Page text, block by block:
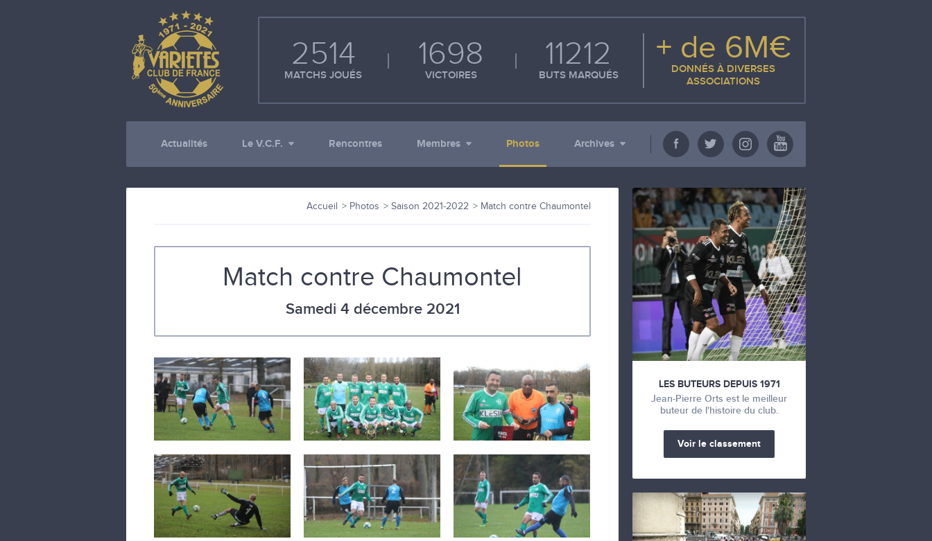
2514
MATCHS JOUÉS
1698
VICTOIRES
11212
BUTS MARQUÉS
+ de 6M€
DONNÉS À DIVERSES
ASSOCIATIONS
Actualités Le V.C.F. Rencontres Membres Photos Archives
Accueil Photos Saison 2021-2022 Match contre Chaumontel
Match contre Chaumontel
Samedi 4 décembre 2021
LES BUTEURS DEPUIS 1971
Jean-Pierre Orts est le meilleur
buteur de l'histoire du club.
Voir le classement